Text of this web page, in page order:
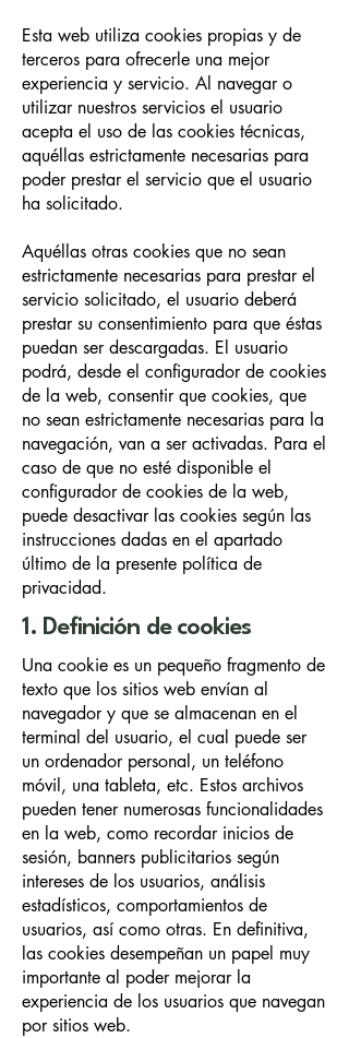
Esta web utiliza cookies propias y de
terceros para ofrecerle una mejor
experiencia y servicio. Al navegar o
utilizar nuestros servicios el usuario
acepta el uso de las cookies técnicas,
aquéllas estrictamente necesarias para
poder prestar el servicio que el usuario
ha solicitado.
Aquéllas otras cookies que no sean
estrictamente necesarias para prestar el
servicio solicitado, el usuario deberá
prestar su consentimiento para que éstas
puedan ser descargadas. El usuario
podrá, desde el configurador de cookies
de la web, consentir que cookies, que
no sean estrictamente necesarias para la
navegación, van a ser activadas. Para el
caso de que no esté disponible el
configurador de cookies de la web,
puede desactivar las cookies según las
instrucciones dadas en el apartado
último de la presente política de
privacidad.
1. Definición de cookies
Una cookie es un pequeño fragmento de
texto que los sitios web envían al
navegador y que se almacenan en el
terminal del usuario, el cual puede ser
un ordenador personal, un teléfono
móvil, una tableta, etc. Estos archivos
pueden tener numerosas funcionalidades
en la web, como recordar inicios de
sesión, banners publicitarios según
intereses de los usuarios, análisis
estadísticos, comportamientos de
usuarios, así como otras. En definitiva,
las cookies desempeñan un papel muy
importante al poder mejorar la
experiencia de los usuarios que navegan
por sitios web.